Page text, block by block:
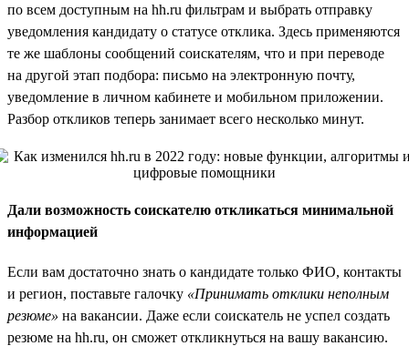
по всем доступным на hh.ru фильтрам и выбрать отправку
уведомления кандидату о статусе отклика. Здесь применяются
те же шаблоны сообщений соискателям, что и при переводе
на другой этап подбора: письмо на электронную почту,
уведомление в личном кабинете и мобильном приложении.
Разбор откликов теперь занимает всего несколько минут.
Дали возможность соискателю откликаться минимальной
информацией
Если вам достаточно знать о кандидате только ФИО, контакты
и регион, поставьте галочку «Принимать отклики неполным
резюме» на вакансии. Даже если соискатель не успел создать
резюме на hh.ru, он сможет откликнуться на вашу вакансию.